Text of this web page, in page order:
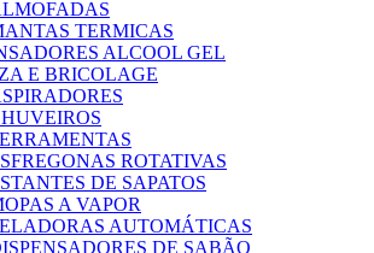
TERMICAS
ALCOOL GEL
E BRICOLAGE
ROTATIVAS
DE SAPATOS
A VAPOR
AUTOMÁTICAS
DE SABÃO